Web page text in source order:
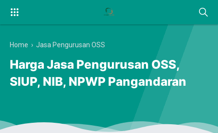
Home › Jasa Pengurusan OSS
Harga Jasa Pengurusan OSS,
SIUP, NIB, NPWP Pangandaran